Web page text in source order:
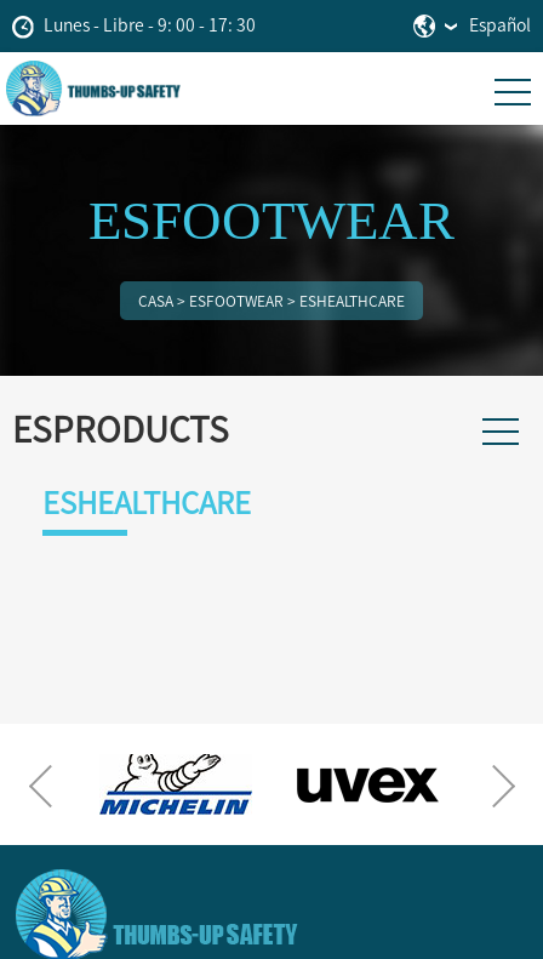
Lunes - Libre - 9: 00 - 17: 30 Español
ESFOOTWEAR
CASA > ESFOOTWEAR > ESHEALTHCARE
ESPRODUCTS
ESHEALTHCARE